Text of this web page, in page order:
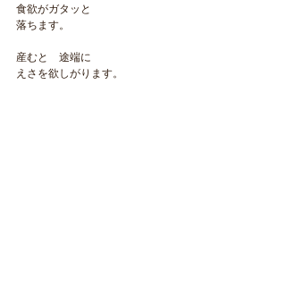
食欲がガタッと
落ちます。
産むと　途端に
えさを欲しがります。